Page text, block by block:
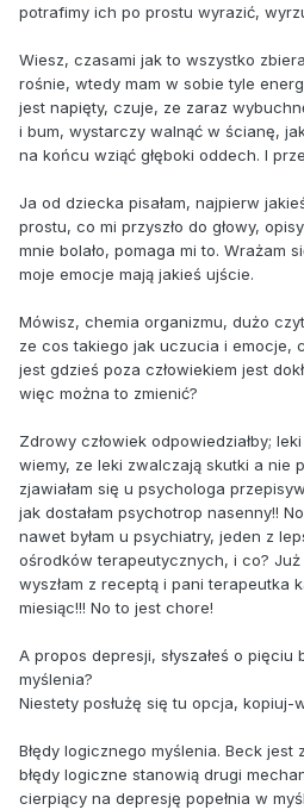
potrafimy ich po prostu wyrazić,
Wiesz, czasami jak to wszystko
rośnie, wtedy mam w sobie tyle
jest napięty, czuje, ze zaraz
i bum, wystarczy walnąć w ścianę,
na końcu wziąć głęboki oddech. I
Ja od dziecka pisałam, najpierw
prostu, co mi przyszło do głowy,
mnie bolało, pomaga mi to. Wrażam
moje emocje mają jakieś ujście.
Mówisz, chemia organizmu, dużo
ze cos takiego jak uczucia i emocje,
jest gdzieś poza człowiekiem jest
więc można to zmienić?
Zdrowy człowiek odpowiedziałby;
wiemy, ze leki zwalczają skutki a nie
zjawiałam się u psychologa
jak dostałam psychotrop nasenny!!
nawet byłam u psychiatry, jeden z
ośrodków terapeutycznych, i co?
wyszłam z receptą i pani terapeutka
miesiąc!!! No to jest chore!
A propos depresji, słyszałeś o pięciu
myślenia?
Niestety posłużę się tu opcja, kopiuj-
Błędy logicznego myślenia. Beck
błędy logiczne stanowią drugi
cierpiący na depresję popełnia w